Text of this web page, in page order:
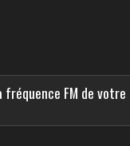
FM de votre